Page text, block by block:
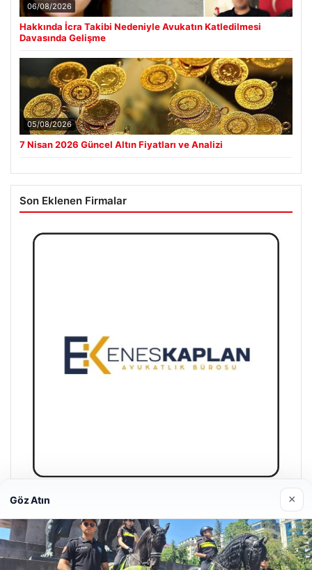
06/08/2026
Hakkında İcra Takibi Nedeniyle Avukatın Katledilmesi
Davasında Gelişme
05/08/2026
7 Nisan 2026 Güncel Altın Fiyatları ve Analizi
Son Eklenen Firmalar
Enes Kaplan Avukatlık Bürosu
28/04/2026
Göz Atın ×